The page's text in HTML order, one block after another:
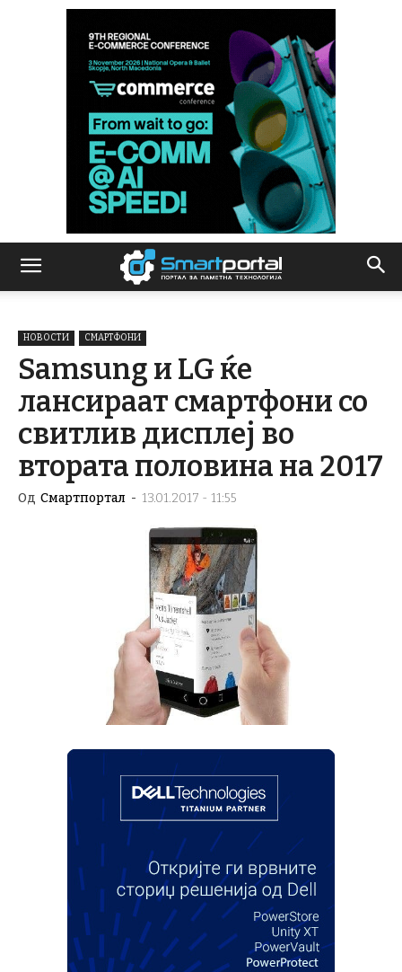
НОВОСТИ СМАРТФОНИ
Samsung и LG ќе
лансираат смартфони со
свитлив дисплеј во
втората половина на 2017
Од Смартпортал - 13.01.2017 - 11:55